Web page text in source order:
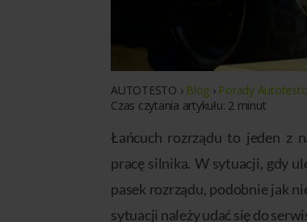
AUTOTESTO › Blog › Porady Autotesto
Czas czytania artykułu: 2 minut
Łańcuch rozrządu to jeden z
pracę silnika. W sytuacji, gdy
pasek rozrządu, podobnie jak
sytuacji należy udać się do